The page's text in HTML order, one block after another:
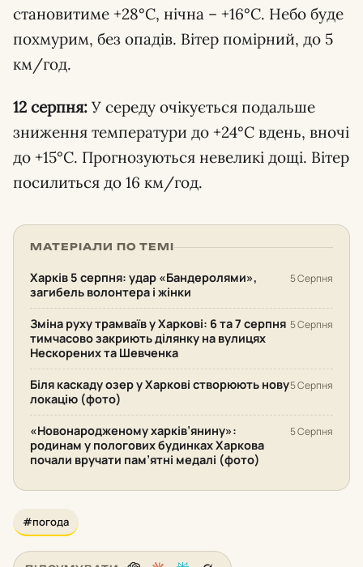
становитиме +28°C, нічна – +16°C. Небо буде
похмурим, без опадів. Вітер помірний, до 5
км/год.
12 серпня: У середу очікується подальше
зниження температури до +24°C вдень, вночі
до +15°C. Прогнозуються невеликі дощі. Вітер
посилиться до 16 км/год.
МАТЕРІАЛИ ПО ТЕМІ
Харків 5 серпня: удар «Бандеролями»,
загибель волонтера і жінки
5 Серпня
Зміна руху трамваїв у Харкові: 6 та 7 серпня
тимчасово закриють ділянку на вулицях
Нескорених та Шевченка
5 Серпня
Біля каскаду озер у Харкові створюють нову
локацію (фото)
5 Серпня
«Новонародженому харків’янину»:
родинам у пологових будинках Харкова
почали вручати пам’ятні медалі (фото)
5 Серпня
#погода